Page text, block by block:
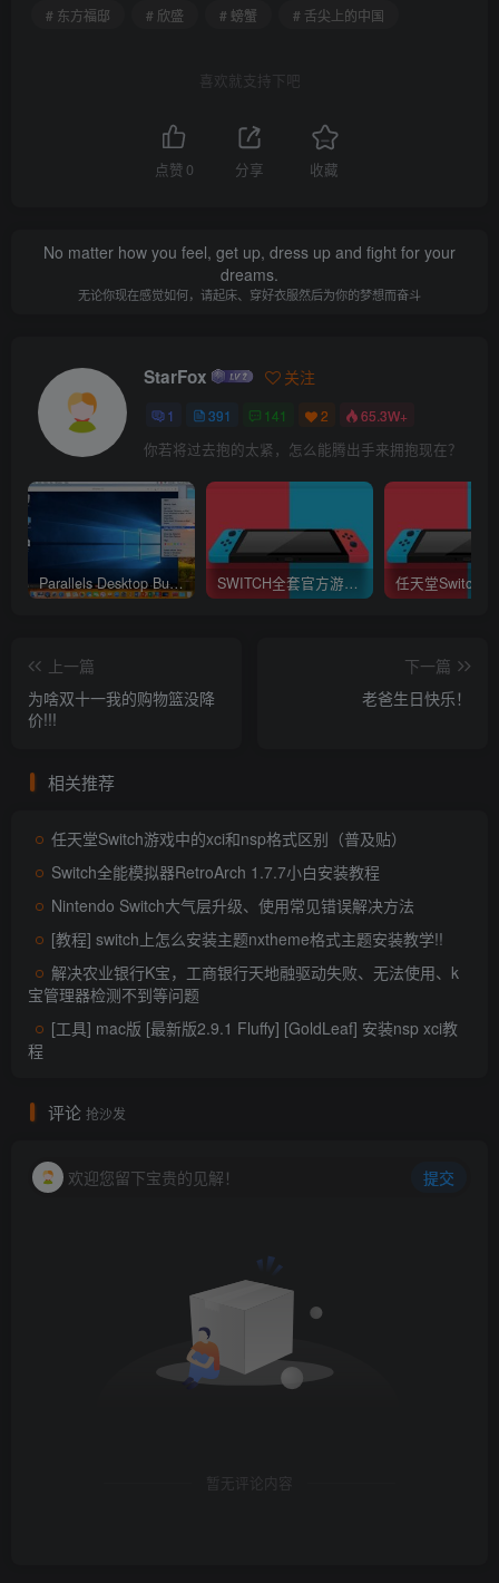
# 东方福邸
# 欣盛 # 螃蟹 # 舌尖上的中国
喜欢就支持下吧
点赞 0 分享 收藏
No matter how you feel, get up, dress up and fight for your
dreams.
无论你现在感觉如何，请起床、穿好衣服然后为你的梦想而奋斗
StarFox 关注
1 391 141 2 65.3W+
你若将过去抱的太紧，怎么能腾出手来拥抱现在？
Parallels Desktop Business Edition 16.1.1.49141 中文破解版 (最好用的虚拟机软件) SWITCH全套官方游戏XCI下载 (不提供下载)
上一篇
为啥双十一我的购物篮没降
价!!!
下一篇
老爸生日快乐！
相关推荐
任天堂Switch游戏中的xci和nsp格式区别（普及贴）
Switch全能模拟器RetroArch 1.7.7小白安装教程
Nintendo Switch大气层升级、使用常见错误解决方法
[教程] switch上怎么安装主题nxtheme格式主题安装教学!!
解决农业银行K宝，工商银行天地融驱动失败、无法使用、k
宝管理器检测不到等问题
[工具] mac版 [最新版2.9.1 Fluffy] [GoldLeaf] 安装nsp xci教
程
评论 抢沙发
欢迎您留下宝贵的见解！ 提交
暂无评论内容